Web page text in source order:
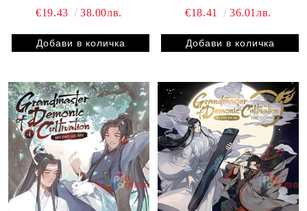
1, Manga
€19.43 38.00лв.
2, Manga
€18.41 36.01лв.